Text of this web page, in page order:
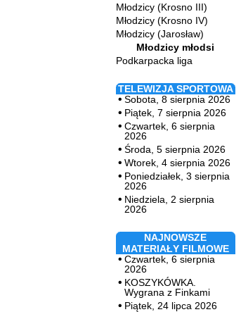
Młodzicy (Krosno III)
Młodzicy (Krosno IV)
Młodzicy (Jarosław)
Młodzicy młodsi
Podkarpacka liga
TELEWIZJA SPORTOWA
Sobota, 8 sierpnia 2026
Piątek, 7 sierpnia 2026
Czwartek, 6 sierpnia
2026
Środa, 5 sierpnia 2026
Wtorek, 4 sierpnia 2026
Poniedziałek, 3 sierpnia
2026
Niedziela, 2 sierpnia
2026
NAJNOWSZE
MATERIAŁY FILMOWE
Czwartek, 6 sierpnia
2026
KOSZYKÓWKA.
Wygrana z Finkami
Piątek, 24 lipca 2026